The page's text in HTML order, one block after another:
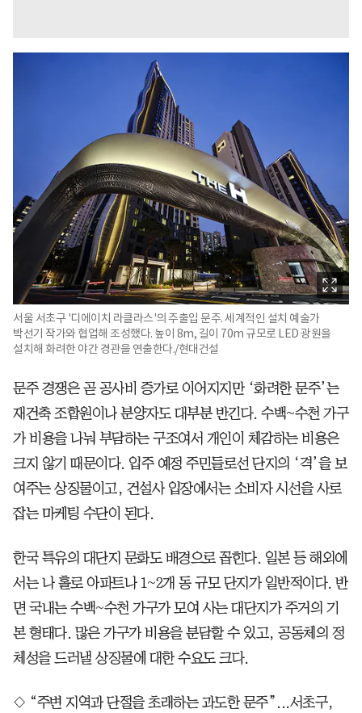
서울 서초구 '디에이치 라클라스'의 주출입 문주. 세계적인 설치 예술가
박선기 작가와 협업해 조성했다. 높이 8m, 길이 70m 규모로 LED 광원을
설치해 화려한 야간 경관을 연출한다./현대건설
문주 경쟁은 곧 공사비 증가로 이어지지만 ‘화려한 문주’는
재건축 조합원이나 분양자도 대부분 반긴다. 수백~수천 가구
가 비용을 나눠 부담하는 구조여서 개인이 체감하는 비용은
크지 않기 때문이다. 입주 예정 주민들로선 단지의 ‘격’을 보
여주는 상징물이고, 건설사 입장에서는 소비자 시선을 사로
잡는 마케팅 수단이 된다.
한국 특유의 대단지 문화도 배경으로 꼽힌다. 일본 등 해외에
서는 나 홀로 아파트나 1~2개 동 규모 단지가 일반적이다. 반
면 국내는 수백~수천 가구가 모여 사는 대단지가 주거의 기
본 형태다. 많은 가구가 비용을 분담할 수 있고, 공동체의 정
체성을 드러낼 상징물에 대한 수요도 크다.
◇ “주변 지역과 단절을 초래하는 과도한 문주”...서초구,